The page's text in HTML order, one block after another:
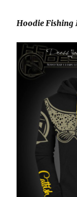
Hoodie Fishing